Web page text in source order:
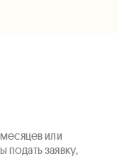
или
подать заявку,